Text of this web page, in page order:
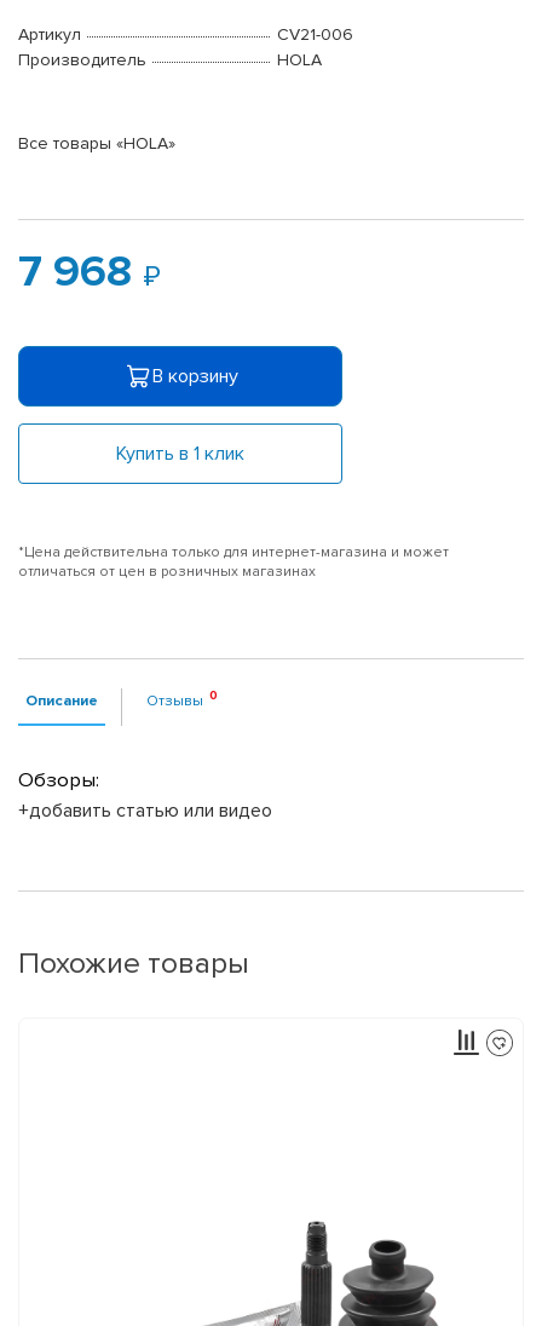
Артикул
CV21-006
Производитель
HOLA
Все товары «HOLA»
7 968
В корзину
Купить в 1 клик
*Цена действительна только для интернет-магазина и может
отличаться от цен в розничных магазинах
Описание Отзывы
Обзоры:
+добавить статью или видео
Похожие товары